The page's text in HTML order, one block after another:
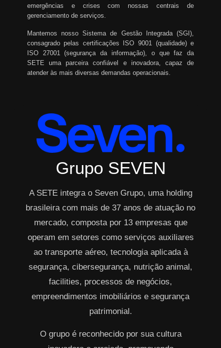
emergências e crises com nossas centrais de
gerenciamento de serviços.
Mantemos nosso Sistema de Gestão Integrada (SGI),
consagrado pelas certificações ISO 9001 (qualidade) e
ISO 27001 (segurança da informação), o que faz da
SETE uma parceira confiável e inovadora, capaz de
atender às mais diversas demandas operacionais.
Grupo SEVEN
A SETE integra o Seven Grupo, uma holding
brasileira com mais de 37 anos de atuação no
mercado, composta por 13 empresas que
operam em setores como serviços auxiliares
ao transporte aéreo, tecnologia aplicada à
segurança, cibersegurança, nutrição animal,
facilities, processos de negócios,
empreendimentos imobiliários e segurança
patrimonial.
O grupo é reconhecido por sua cultura